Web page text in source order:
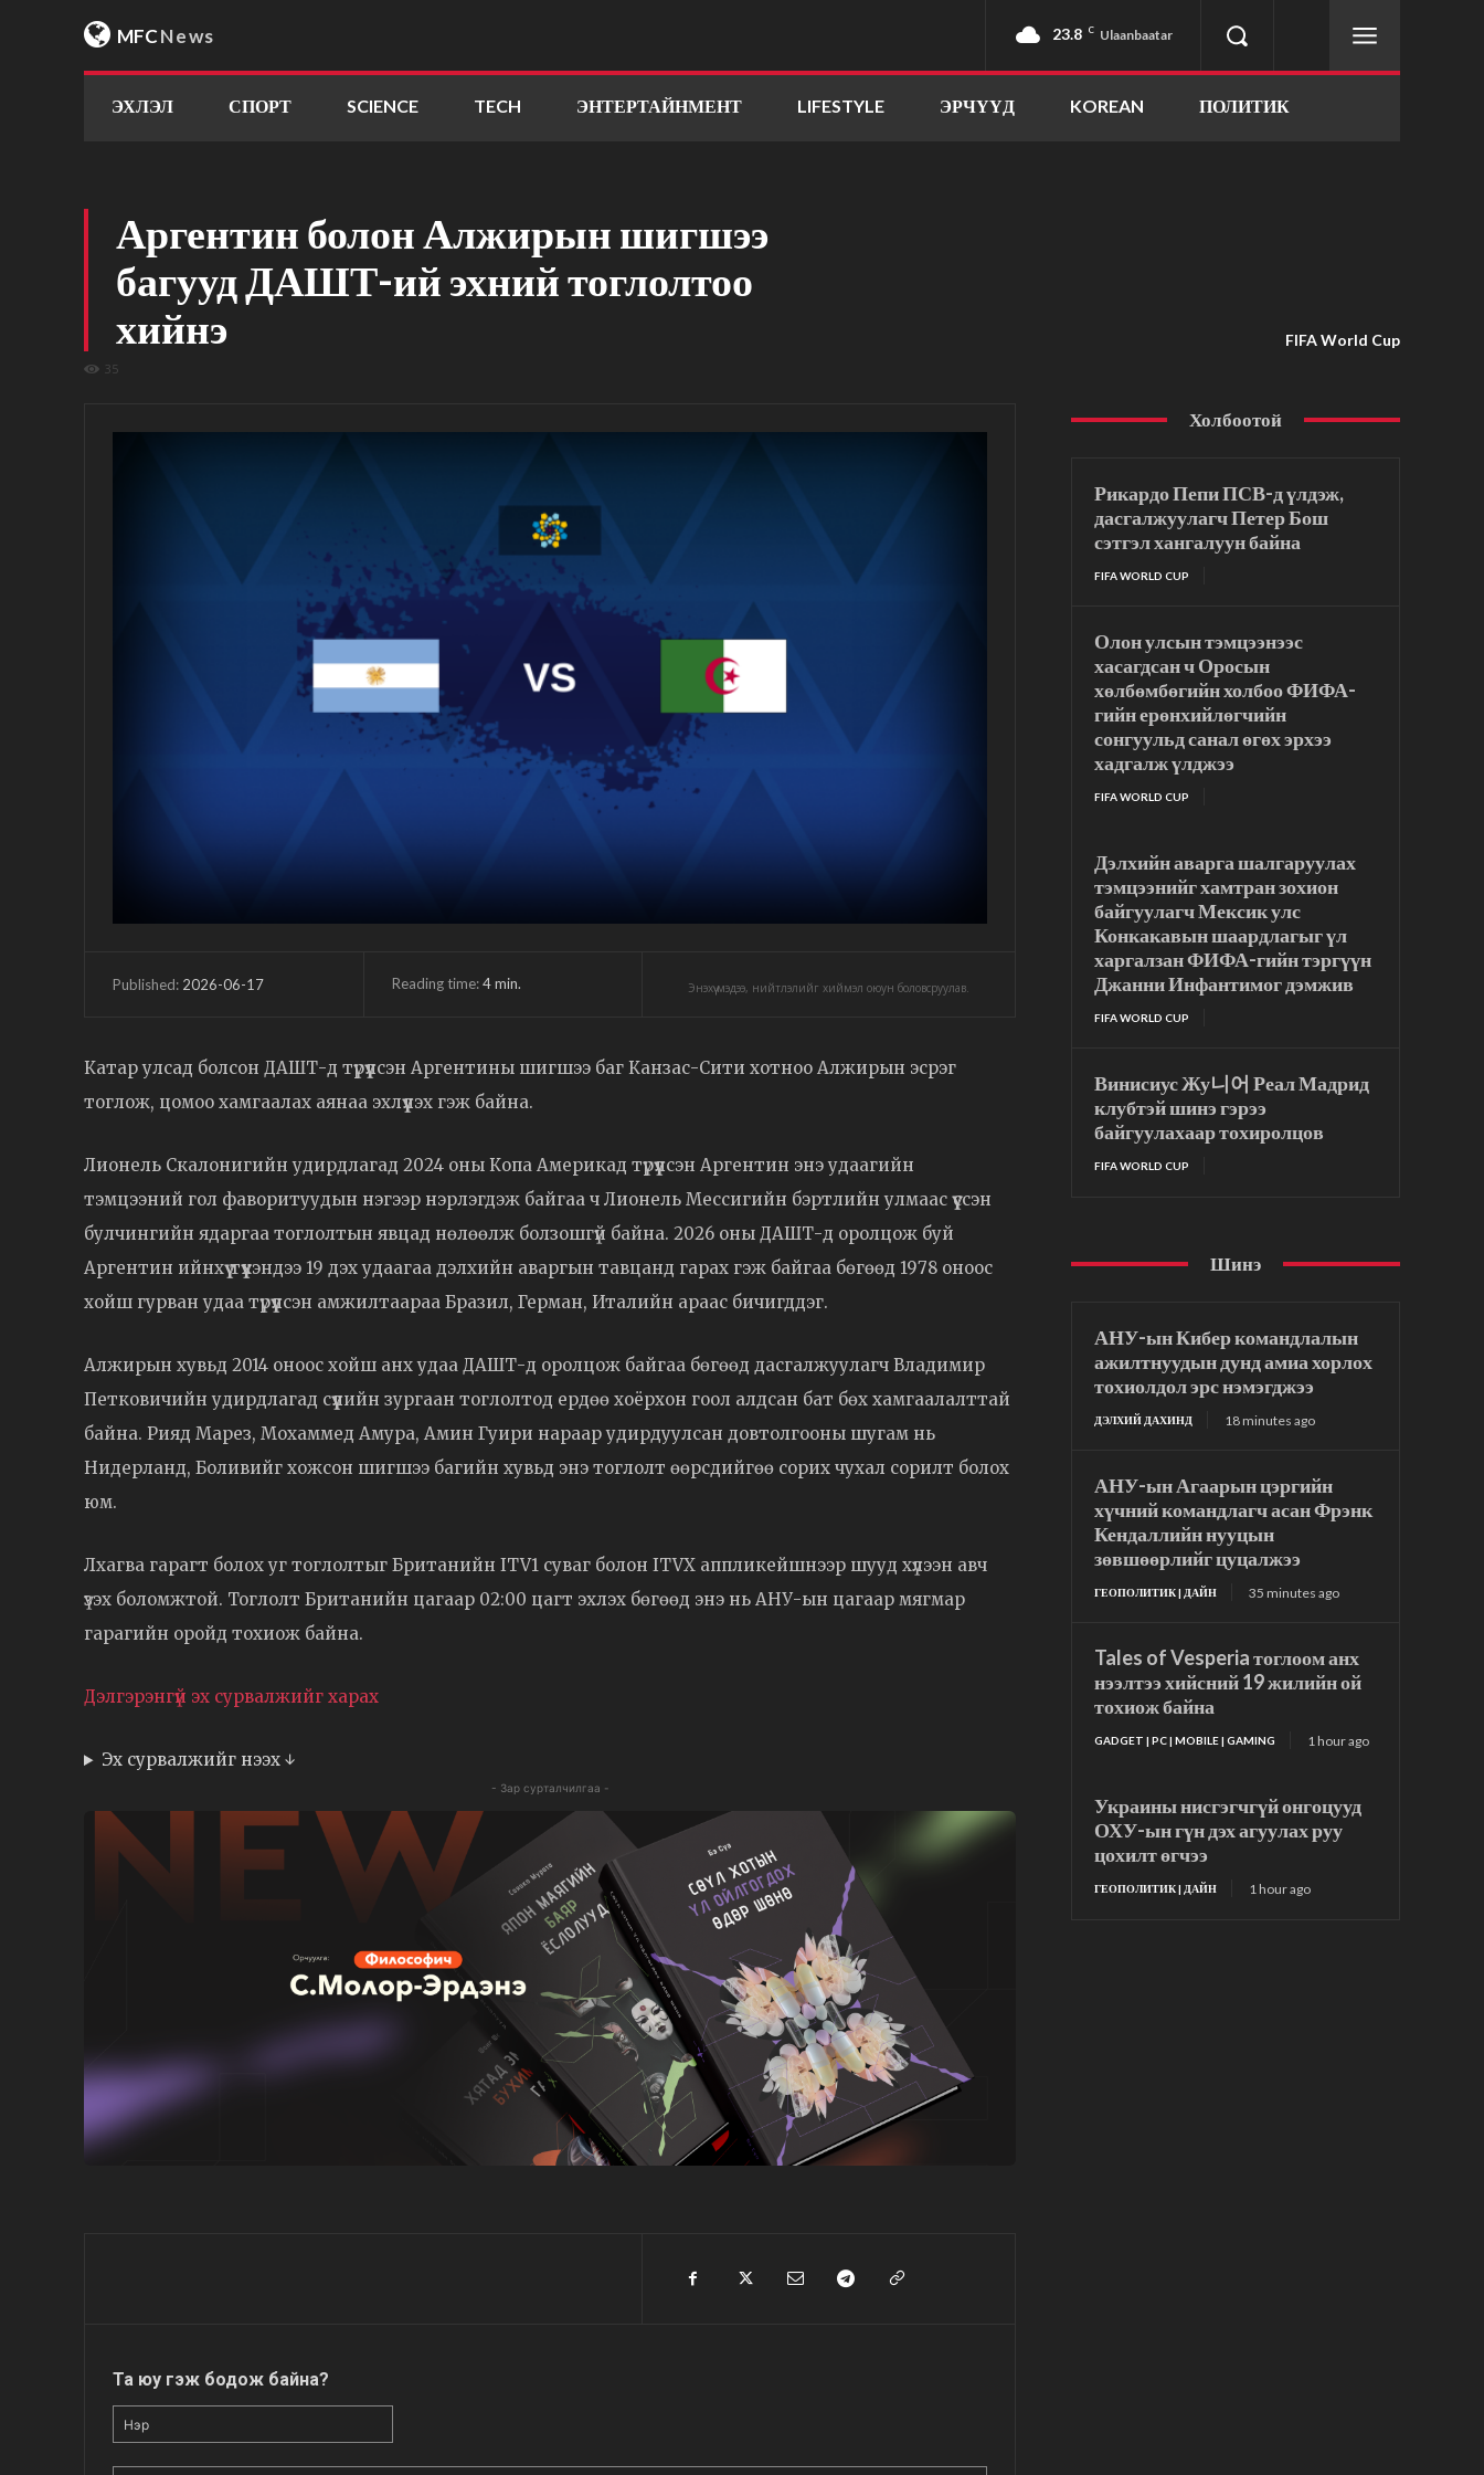
MFCNews 23.8 C Ulaanbaatar
ЭХЛЭЛ СПОРТ SCIENCE TECH ЭНТЕРТАЙНМЕНТ LIFESTYLE ЭРЧҮҮД KOREAN ПОЛИТИК
Аргентин болон Алжирын шигшээ
багууд ДАШТ-ий эхний тоглолтоо
хийнэ
35
FIFA World Cup
Published: 2026-06-17 Reading time:4min. Энэхүү мэдээ, нийтлэлийг хиймэл оюун боловсруулав.
Катар улсад болсон ДАШТ-д түрүүлсэн Аргентины шигшээ баг Канзас-Сити хотноо Алжирын эсрэг
тоглож, цомоо хамгаалах аянаа эхлүүлэх гэж байна.
Лионель Скалонигийн удирдлагад 2024 оны Копа Америкад түрүүлсэн Аргентин энэ удаагийн
тэмцээний гол фаворитуудын нэгээр нэрлэгдэж байгаа ч Лионель Мессигийн бэртлийн улмаас үүссэн
булчингийн ядаргаа тоглолтын явцад нөлөөлж болзошгүй байна. 2026 оны ДАШТ-д оролцож буй
Аргентин ийнхүү түүхэндээ 19 дэх удаагаа дэлхийн аваргын тавцанд гарах гэж байгаа бөгөөд 1978 оноос
хойш гурван удаа түрүүлсэн амжилтаараа Бразил, Герман, Италийн араас бичигддэг.
Алжирын хувьд 2014 оноос хойш анх удаа ДАШТ-д оролцож байгаа бөгөөд дасгалжуулагч Владимир
Петковичийн удирдлагад сүүлийн зургаан тоглолтод ердөө хоёрхон гоол алдсан бат бөх хамгаалалттай
байна. Рияд Марез, Мохаммед Амура, Амин Гуири нараар удирдуулсан довтолгооны шугам нь
Нидерланд, Боливийг хожсон шигшээ багийн хувьд энэ тоглолт өөрсдийгөө сорих чухал сорилт болох
юм.
Лхагва гарагт болох уг тоглолтыг Британийн ITV1 суваг болон ITVX аппликейшнээр шууд хүлээн авч
үзэх боломжтой. Тоглолт Британийн цагаар 02:00 цагт эхлэх бөгөөд энэ нь АНУ-ын цагаар мягмар
гарагийн оройд тохиож байна.
Дэлгэрэнгүй эх сурвалжийг харах
Эх сурвалжийг нээх ↓
- Зар сурталчилгаа -
Та юу гэж бодож байна?
Холбоотой
Рикардо Пепи ПСВ-д үлдэж,
дасгалжуулагч Петер Бош
сэтгэл хангалуун байна
FIFA WORLD CUP
Олон улсын тэмцээнээс
хасагдсан ч Оросын
хөлбөмбөгийн холбоо ФИФА-
гийн ерөнхийлөгчийн
сонгуульд санал өгөх эрхээ
хадгалж үлджээ
FIFA WORLD CUP
Дэлхийн аварга шалгаруулах
тэмцээнийг хамтран зохион
байгуулагч Мексик улс
Конкакавын шаардлагыг үл
харгалзан ФИФА-гийн тэргүүн
Джанни Инфантимог дэмжив
FIFA WORLD CUP
Винисиус Жу니어 Реал Мадрид
клубтэй шинэ гэрээ
байгуулахаар тохиролцов
FIFA WORLD CUP
Шинэ
АНУ-ын Кибер командлалын
ажилтнуудын дунд амиа хорлох
тохиолдол эрс нэмэгджээ
ДЭЛХИЙ ДАХИНД 18 minutes ago
АНУ-ын Агаарын цэргийн
хүчний командлагч асан Фрэнк
Кендаллийн нууцын
зөвшөөрлийг цуцалжээ
ГЕОПОЛИТИК | ДАЙН 35 minutes ago
Tales of Vesperia тоглоом анх
нээлтээ хийсний 19 жилийн ой
тохиож байна
GADGET | PC | MOBILE | GAMING 1 hour ago
Украины нисгэгчгүй онгоцууд
ОХУ-ын гүн дэх агуулах руу
цохилт өгчээ
ГЕОПОЛИТИК | ДАЙН 1 hour ago